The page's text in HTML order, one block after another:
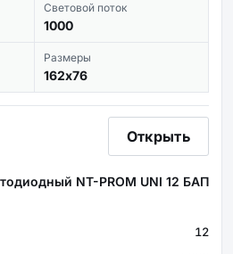
Световой поток
1000
Размеры
162х76
Открыть
NT-PROM UNI 12 БАП
12